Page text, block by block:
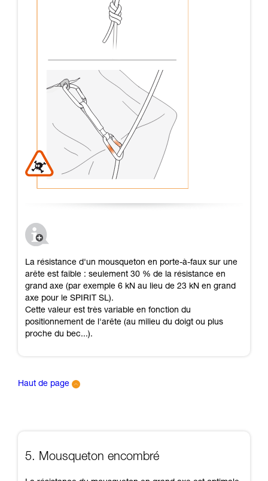
La résistance d'un mousqueton en porte-à-faux sur une
arête est faible : seulement 30 % de la résistance en
grand axe (par exemple 6 kN au lieu de 23 kN en grand
axe pour le SPIRIT SL).
Cette valeur est très variable en fonction du
positionnement de l'arête (au milieu du doigt ou plus
proche du bec...).
Haut de page
5. Mousqueton encombré